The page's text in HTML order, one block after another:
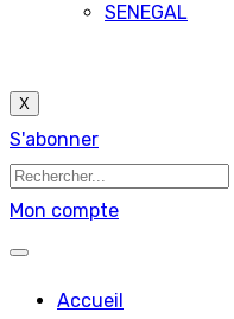
SENEGAL
X
S'abonner
Mon compte
Accueil